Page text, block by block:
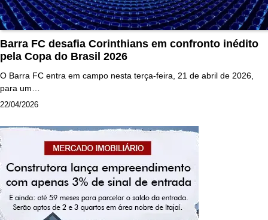
Barra FC desafia Corinthians em confronto inédito
pela Copa do Brasil 2026
O Barra FC entra em campo nesta terça-feira, 21 de abril de 2026,
para um…
22/04/2026